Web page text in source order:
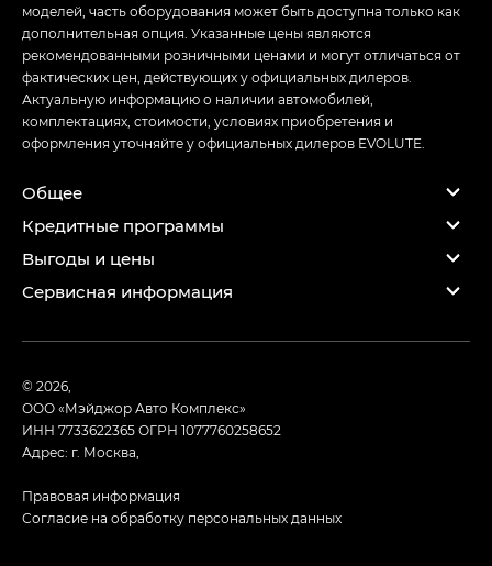
моделей, часть оборудования может быть доступна только как
дополнительная опция. Указанные цены являются
рекомендованными розничными ценами и могут отличаться от
фактических цен, действующих у официальных дилеров.
Актуальную информацию о наличии автомобилей,
комплектациях, стоимости, условиях приобретения и
оформления уточняйте у официальных дилеров EVOLUTE.
Общее
Кредитные программы
Выгоды и цены
Сервисная информация
© 2026,
ООО «Мэйджор Авто Комплекс»
ИНН 7733622365ОГРН 1077760258652
Адрес: г. Москва,
Правовая информация
Согласие на обработку персональных данных